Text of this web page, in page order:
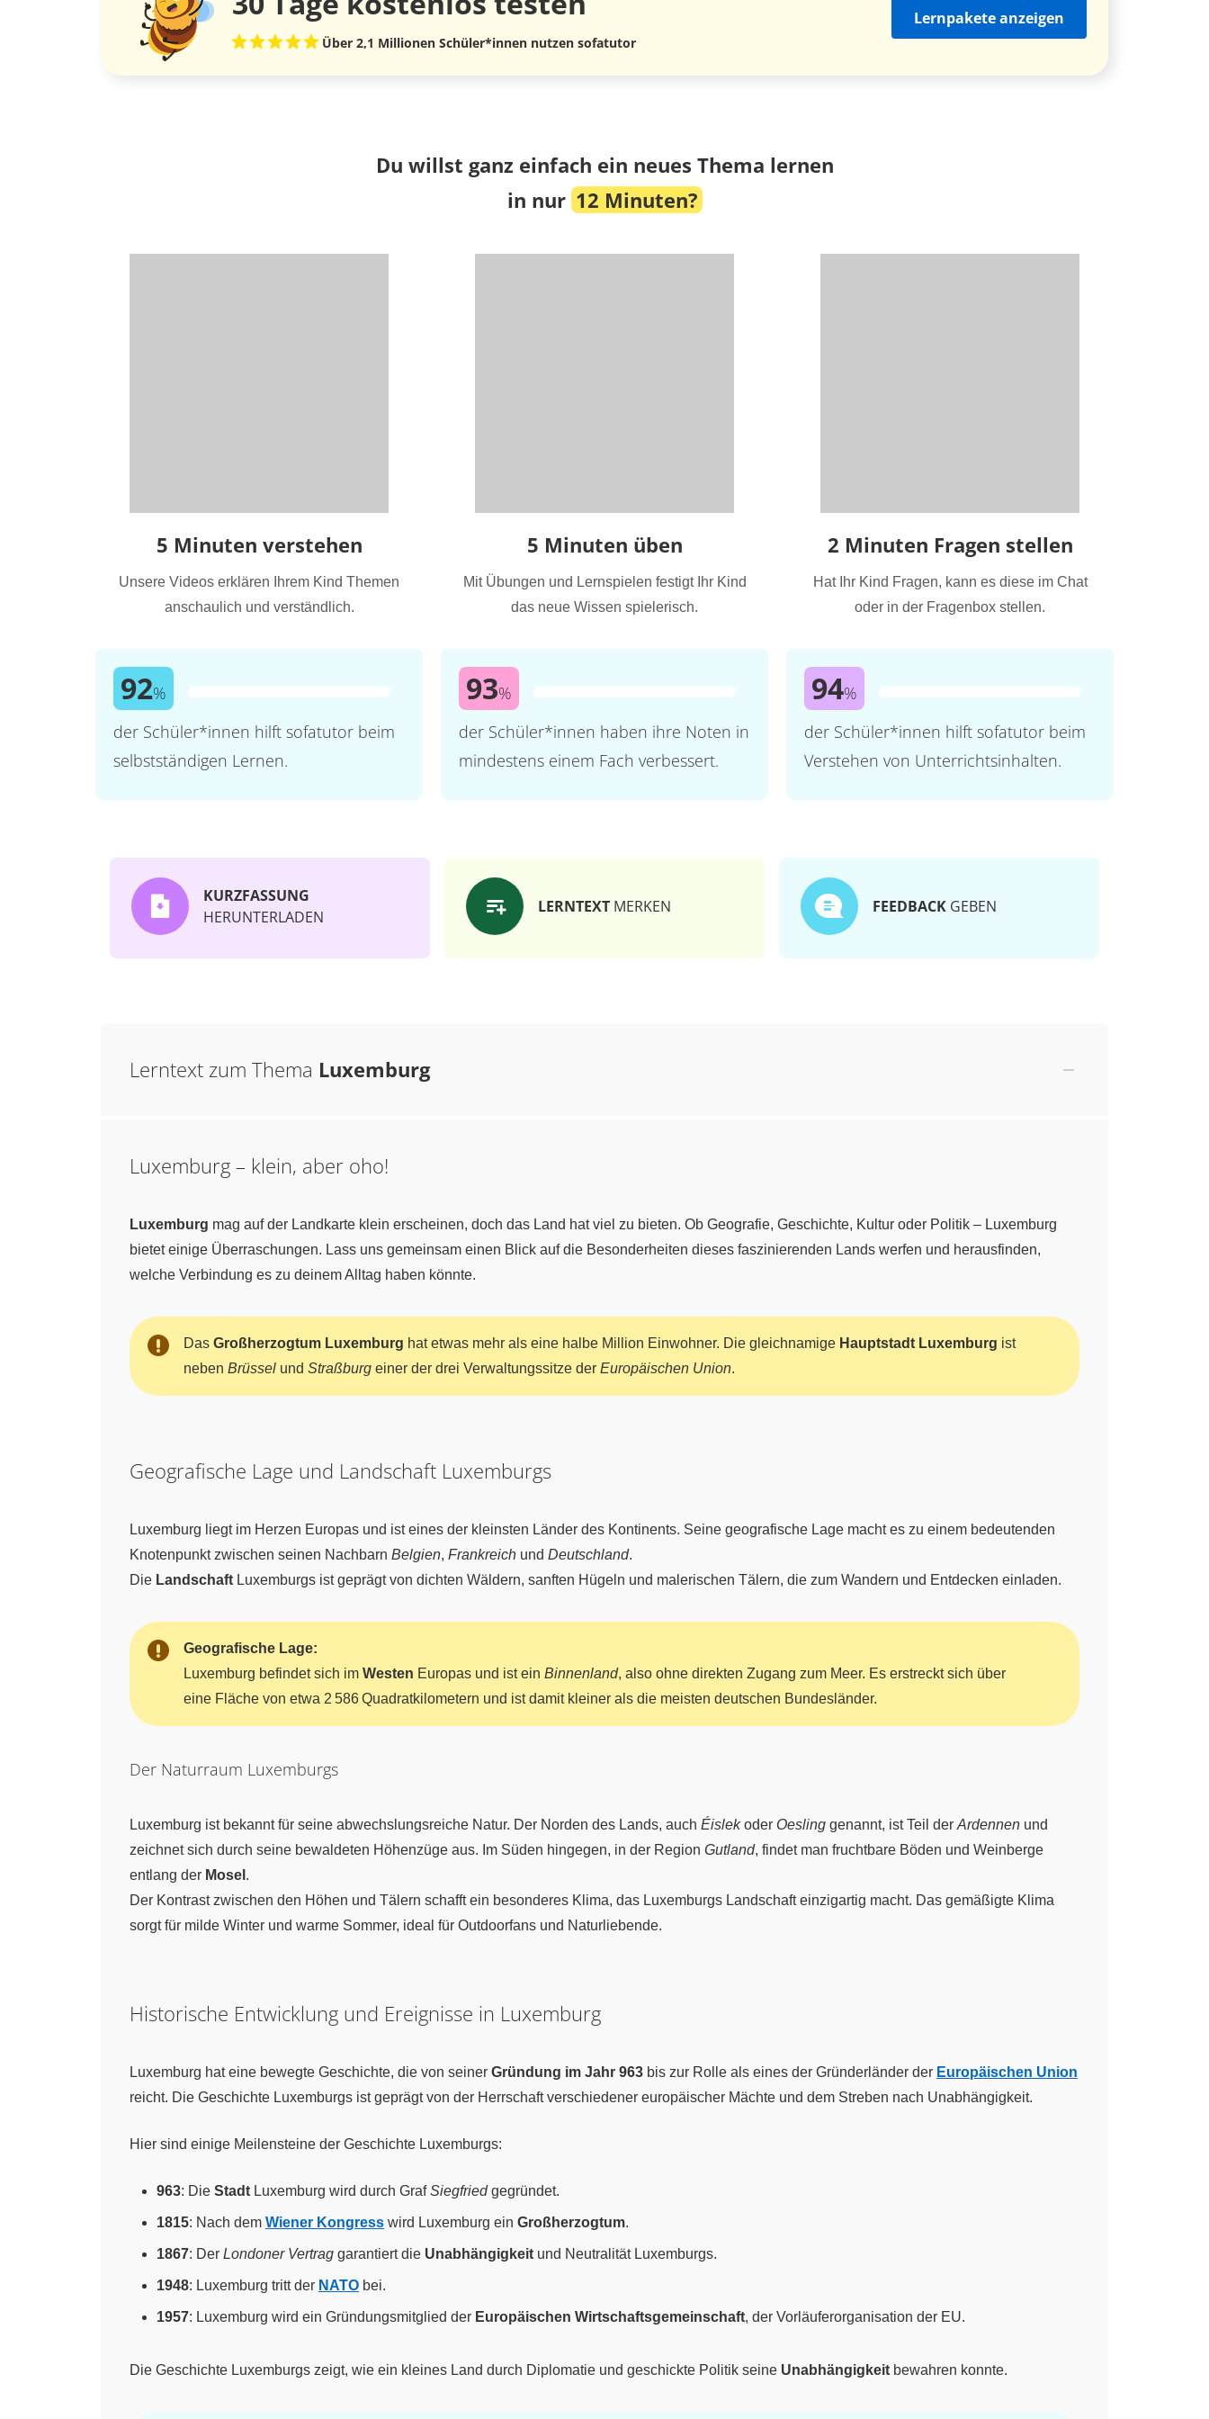
Über 2,1 Millionen Schüler*innen nutzen sofatutor
Lernpakete anzeigen
Du willst ganz einfach ein neues Thema lernen
in nur 12 Minuten?
5 Minuten verstehen
Unsere Videos erklären Ihrem Kind Themen
anschaulich und verständlich.
92%
der Schüler*innen hilft sofatutor beim
selbstständigen Lernen.
5 Minuten üben
Mit Übungen und Lernspielen festigt Ihr Kind
das neue Wissen spielerisch.
93%
der Schüler*innen haben ihre Noten in
mindestens einem Fach verbessert.
2 Minuten Fragen stellen
Hat Ihr Kind Fragen, kann es diese im Chat
oder in der Fragenbox stellen.
94%
der Schüler*innen hilft sofatutor beim
Verstehen von Unterrichtsinhalten.
KURZFASSUNG
HERUNTERLADEN
LERNTEXT MERKEN FEEDBACK GEBEN
Lerntext zum Thema Luxemburg
Luxemburg – klein, aber oho!
Luxemburg mag auf der Landkarte klein erscheinen, doch das Land hat viel zu bieten. Ob Geografie, Geschichte, Kultur oder Politik – Luxemburg
bietet einige Überraschungen. Lass uns gemeinsam einen Blick auf die Besonderheiten dieses faszinierenden Lands werfen und herausfinden,
welche Verbindung es zu deinem Alltag haben könnte.
Das Großherzogtum Luxemburg hat etwas mehr als eine halbe Million Einwohner. Die gleichnamige Hauptstadt Luxemburg ist
neben Brüssel und Straßburg einer der drei Verwaltungssitze der Europäischen Union.
Geografische Lage und Landschaft Luxemburgs
Luxemburg liegt im Herzen Europas und ist eines der kleinsten Länder des Kontinents. Seine geografische Lage macht es zu einem bedeutenden
Knotenpunkt zwischen seinen Nachbarn Belgien, Frankreich und Deutschland.
Die Landschaft Luxemburgs ist geprägt von dichten Wäldern, sanften Hügeln und malerischen Tälern, die zum Wandern und Entdecken einladen.
Geografische Lage:
Luxemburg befindet sich im Westen Europas und ist ein Binnenland, also ohne direkten Zugang zum Meer. Es erstreckt sich über
eine Fläche von etwa 2 586 Quadratkilometern und ist damit kleiner als die meisten deutschen Bundesländer.
Der Naturraum Luxemburgs
Luxemburg ist bekannt für seine abwechslungsreiche Natur. Der Norden des Lands, auch Éislekoder Oesling genannt, ist Teil der Ardennen und
zeichnet sich durch seine bewaldeten Höhenzüge aus. Im Süden hingegen, in der Region Gutland, findet man fruchtbare Böden und Weinberge
entlang der Mosel .
Der Kontrast zwischen den Höhen und Tälern schafft ein besonderes Klima, das Luxemburgs Landschaft einzigartig macht. Das gemäßigte Klima
sorgt für milde Winter und warme Sommer, ideal für Outdoorfans und Naturliebende.
Historische Entwicklung und Ereignisse in Luxemburg
Luxemburg hat eine bewegte Geschichte, die von seiner Gründung im Jahr 963 bis zur Rolle als eines der Gründerländer der Europäischen Union
reicht. Die Geschichte Luxemburgs ist geprägt von der Herrschaft verschiedener europäischer Mächte und dem Streben nach Unabhängigkeit.
Hier sind einige Meilensteine der Geschichte Luxemburgs:
963: Die Stadt Luxemburg wird durch GrafSiegfriedgegründet.
1815: Nach dem Wiener Kongress wird Luxemburg ein Großherzogtum.
1867: Der Londoner Vertrag garantiert die Unabhängigkeit und Neutralität Luxemburgs.
1948: Luxemburg tritt der NATO bei.
1957: Luxemburg wird ein Gründungsmitglied der Europäischen Wirtschaftsgemeinschaft, der Vorläuferorganisation der EU.
Die Geschichte Luxemburgs zeigt, wie ein kleines Land durch Diplomatie und geschickte Politik seine Unabhängigkeit bewahren konnte.